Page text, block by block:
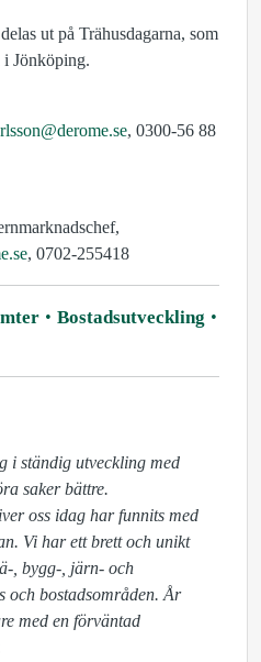
delas ut på Trähusdagarna, som
i Jönköping.
, 0300-56 88
, 0702-255418
Bostadsutveckling
i ständig utveckling med
saker bättre.
oss idag har funnits med
Vi har ett brett och unikt
, bygg-, järn- och
och bostadsområden. År
med en förväntad